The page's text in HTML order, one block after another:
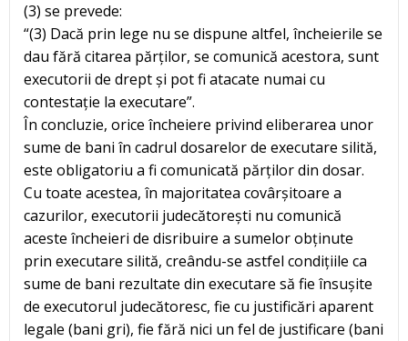
(3) se prevede:
“(3) Dacă prin lege nu se dispune altfel, încheierile se
dau fără citarea părților, se comunică acestora, sunt
executorii de drept și pot fi atacate numai cu
contestație la executare”.
În concluzie, orice încheiere privind eliberarea unor
sume de bani în cadrul dosarelor de executare silită,
este obligatoriu a fi comunicată părților din dosar.
Cu toate acestea, în majoritatea covârșitoare a
cazurilor, executorii judecătorești nu comunică
aceste încheieri de disribuire a sumelor obținute
prin executare silită, creându-se astfel condițiile ca
sume de bani rezultate din executare să fie însușite
de executorul judecătoresc, fie cu justificări aparent
legale (bani gri), fie fără nici un fel de justificare (bani